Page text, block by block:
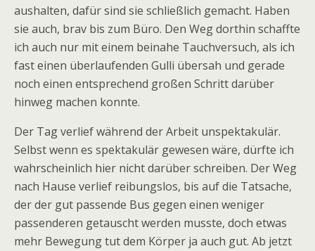
aushalten, dafür sind sie schließlich gemacht. Haben
sie auch, brav bis zum Büro. Den Weg dorthin schaffte
ich auch nur mit einem beinahe Tauchversuch, als ich
fast einen überlaufenden Gulli übersah und gerade
noch einen entsprechend großen Schritt darüber
hinweg machen konnte.
Der Tag verlief während der Arbeit unspektakulär.
Selbst wenn es spektakulär gewesen wäre, dürfte ich
wahrscheinlich hier nicht darüber schreiben. Der Weg
nach Hause verlief reibungslos, bis auf die Tatsache,
der der gut passende Bus gegen einen weniger
passenderen getauscht werden musste, doch etwas
mehr Bewegung tut dem Körper ja auch gut. Ab jetzt